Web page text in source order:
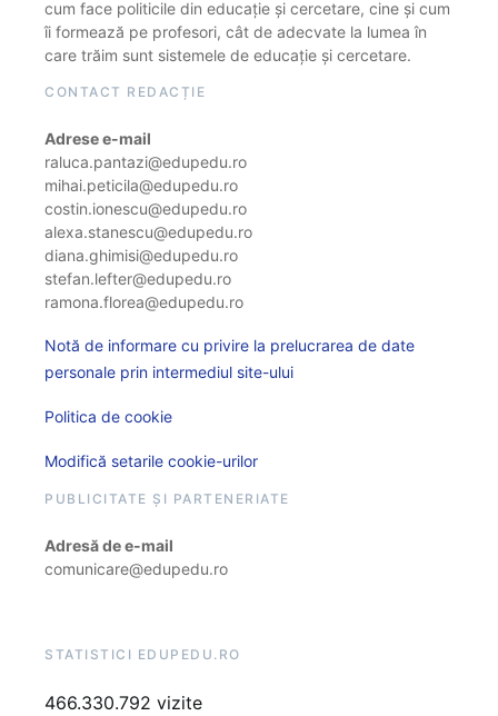
cum face politicile din educație și cercetare, cine și cum
îi formează pe profesori, cât de adecvate la lumea în
care trăim sunt sistemele de educație și cercetare.
CONTACT REDACȚIE
Adrese e-mail
raluca.pantazi@edupedu.ro
mihai.peticila@edupedu.ro
costin.ionescu@edupedu.ro
alexa.stanescu@edupedu.ro
diana.ghimisi@edupedu.ro
stefan.lefter@edupedu.ro
ramona.florea@edupedu.ro
Notă de informare cu privire la prelucrarea de date
personale prin intermediul site-ului
Politica de cookie
Modifică setarile cookie-urilor
PUBLICITATE ȘI PARTENERIATE
Adresă de e-mail
comunicare@edupedu.ro
STATISTICI EDUPEDU.RO
466.330.792 vizite